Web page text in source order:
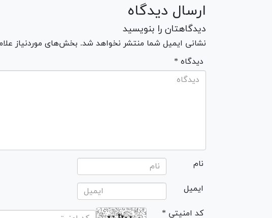
ارسال دیدگاه
دیدگاهتان را بنویسید
نشانی ایمیل شما منتشر نخواهد شد. بخش‌های موردنیاز
* دیدگاه
نام
ایمیل
* کد امنیتی